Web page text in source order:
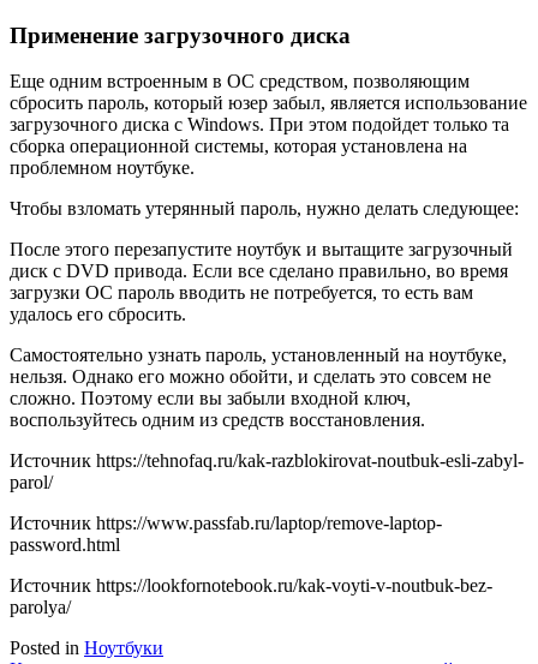
Применение загрузочного диска
Еще одним встроенным в ОС средством, позволяющим
сбросить пароль, который юзер забыл, является использование
загрузочного диска с Windows. При этом подойдет только та
сборка операционной системы, которая установлена на
проблемном ноутбуке.
Чтобы взломать утерянный пароль, нужно делать следующее:
После этого перезапустите ноутбук и вытащите загрузочный
диск с DVD привода. Если все сделано правильно, во время
загрузки ОС пароль вводить не потребуется, то есть вам
удалось его сбросить.
Самостоятельно узнать пароль, установленный на ноутбуке,
нельзя. Однако его можно обойти, и сделать это совсем не
сложно. Поэтому если вы забыли входной ключ,
воспользуйтесь одним из средств восстановления.
Источник https://tehnofaq.ru/kak-razblokirovat-noutbuk-esli-zabyl-
parol/
Источник https://www.passfab.ru/laptop/remove-laptop-
password.html
Источник https://lookfornotebook.ru/kak-voyti-v-noutbuk-bez-
parolya/
Posted in Ноутбуки